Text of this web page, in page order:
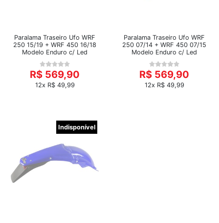
Paralama Traseiro Ufo WRF
250 15/19 + WRF 450 16/18
Modelo Enduro c/ Led
R$ 569,90
12x R$ 49,99
Paralama Traseiro Ufo WRF
250 07/14 + WRF 450 07/15
Modelo Enduro c/ Led
R$ 569,90
12x R$ 49,99
Indisponível